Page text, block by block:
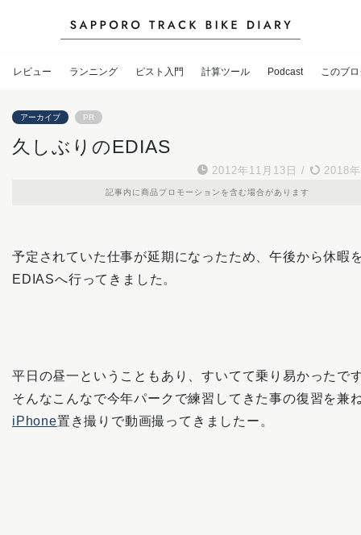
レビュー ランニング ピスト入門 計算ツール Podcast このブ
アーカイブ PR
久しぶりのEDIAS
2012年11月13日 / 2018
記事内に商品プロモーションを含む場合があります
予定されていた仕事が延期になったため、午後から休暇
EDIASへ行ってきました。
平日の昼一ということもあり、すいてて乗り易かったで
そんなこんなで今年パークで練習してきた事の復習を兼
iPhone置き撮りで動画撮ってきましたー。